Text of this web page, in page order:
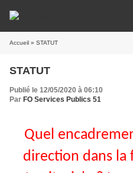
Accueil » STATUT
STATUT
Publié le 12/05/2020 à 06:10
Par FO Services Publics 51
Quel
direction dans